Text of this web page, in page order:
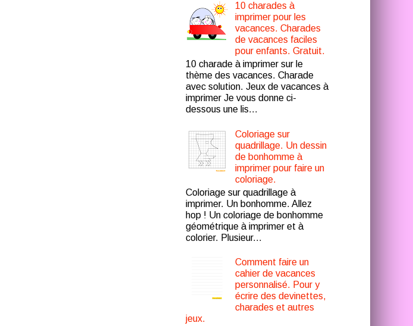
10 charades à
imprimer pour les
vacances. Charades
de vacances faciles
pour enfants. Gratuit.
10 charade à imprimer sur le
thème des vacances. Charade
avec solution. Jeux de vacances à
imprimer Je vous donne ci-
dessous une lis...
Coloriage sur
quadrillage. Un dessin
de bonhomme à
imprimer pour faire un
coloriage.
Coloriage sur quadrillage à
imprimer. Un bonhomme. Allez
hop ! Un coloriage de bonhomme
géométrique à imprimer et à
colorier. Plusieur...
Comment faire un
cahier de vacances
personnalisé. Pour y
écrire des devinettes,
charades et autres
jeux.